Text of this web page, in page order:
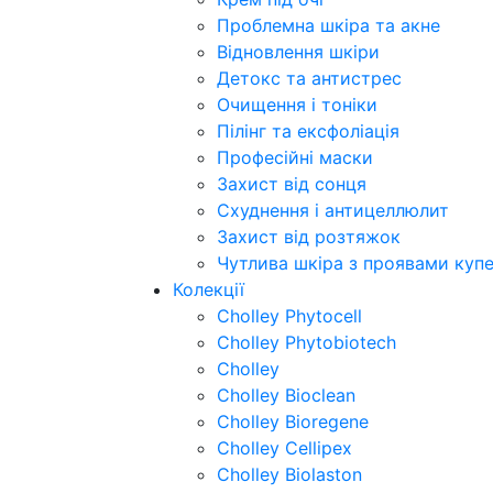
Проблемна шкіра та акне
Відновлення шкіри
Детокс та антистрес
Очищення і тоніки
Пілінг та ексфоліація
Професійні маски
Захист від сонця
Схуднення і антицеллюлит
Захист від розтяжок
Чутлива шкіра з проявами
Колекції
Cholley Phytocell
Cholley Phytobiotech
Cholley
Cholley Bioclean
Cholley Bioregene
Cholley Cellipex
Cholley Biolaston